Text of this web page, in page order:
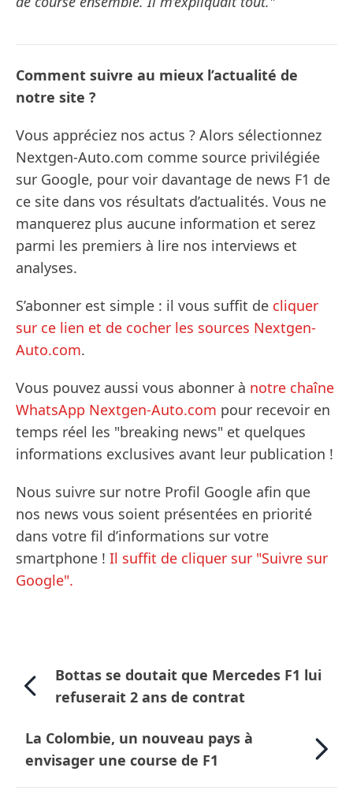
Comment suivre au mieux l’actualité de
notre site ?
Vous appréciez nos actus ? Alors sélectionnez
Nextgen-Auto.com comme source privilégiée
sur Google, pour voir davantage de news F1 de
ce site dans vos résultats d’actualités. Vous ne
manquerez plus aucune information et serez
parmi les premiers à lire nos interviews et
analyses.
S’abonner est simple : il vous suffit de cliquer
sur ce lien et de cocher les sources Nextgen-
Auto.com.
Vous pouvez aussi vous abonner à notre chaîne
WhatsApp Nextgen-Auto.com pour recevoir en
temps réel les "breaking news" et quelques
informations exclusives avant leur publication !
Nous suivre sur notre Profil Google afin que
nos news vous soient présentées en priorité
dans votre fil d’informations sur votre
smartphone ! Il suffit de cliquer sur "Suivre sur
Google".
Bottas se doutait que Mercedes F1 lui
refuserait 2 ans de contrat
La Colombie, un nouveau pays à
envisager une course de F1